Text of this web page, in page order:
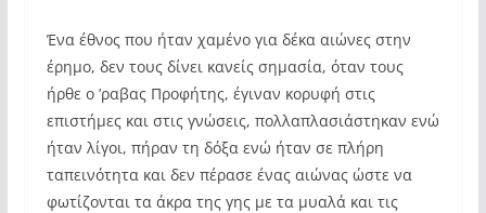
Ένα έθνος που ήταν χαμένο για δέκα αιώνες στην
έρημο, δεν τους δίνει κανείς σημασία, όταν τους
ήρθε ο ’ραβας Προφήτης, έγιναν κορυφή στις
επιστήμες και στις γνώσεις, πολλαπλασιάστηκαν ενώ
ήταν λίγοι, πήραν τη δόξα ενώ ήταν σε πλήρη
ταπεινότητα και δεν πέρασε ένας αιώνας ώστε να
φωτίζονται τα άκρα της γης με τα μυαλά και τις